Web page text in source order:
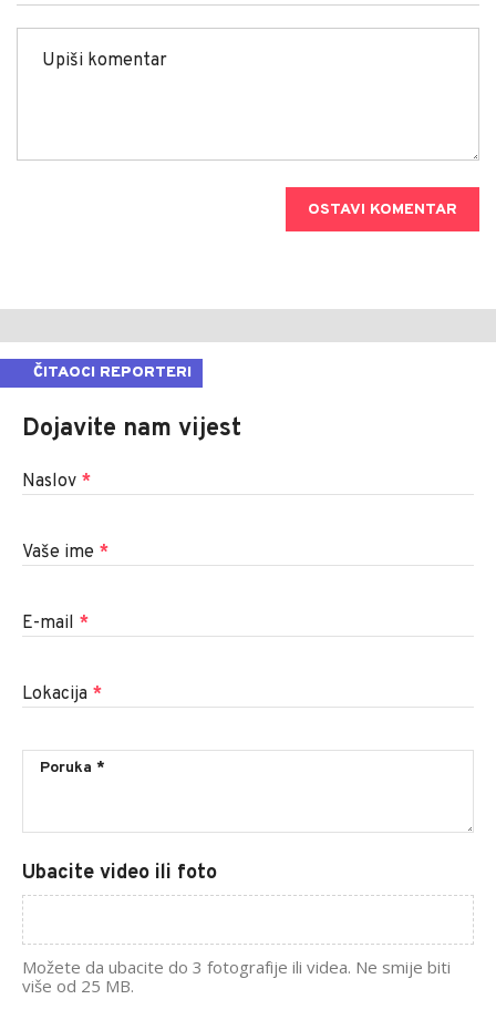
OSTAVI KOMENTAR
ČITAOCI REPORTERI
Dojavite nam vijest
Naslov *
Vaše ime *
E-mail *
Lokacija *
Ubacite video ili foto
Možete da ubacite do 3 fotografije ili videa. Ne smije biti
više od 25 MB.